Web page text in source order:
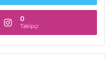
0
Takipçi